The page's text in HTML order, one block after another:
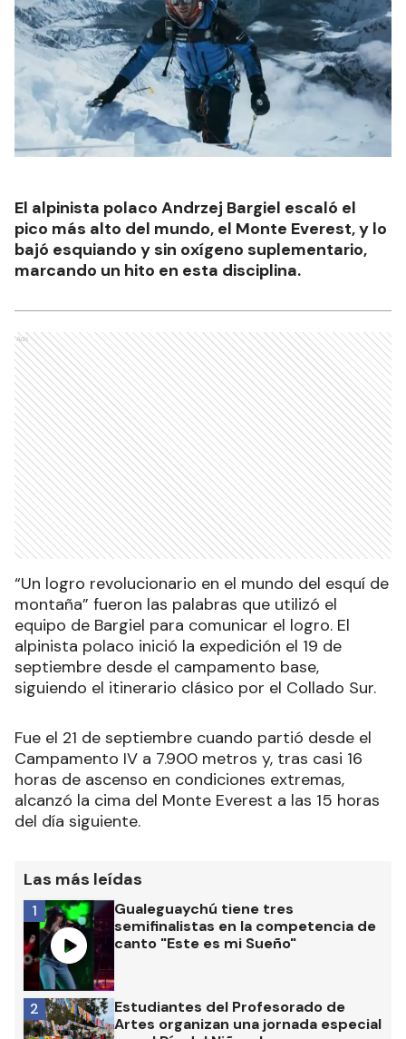
El alpinista polaco Andrzej Bargiel escaló el
pico más alto del mundo, el Monte Everest, y lo
bajó esquiando y sin oxígeno suplementario,
marcando un hito en esta disciplina.
Ads
“Un logro revolucionario en el mundo del esquí de
montaña” fueron las palabras que utilizó el
equipo de Bargiel para comunicar el logro. El
alpinista polaco inició la expedición el 19 de
septiembre desde el campamento base,
siguiendo el itinerario clásico por el Collado Sur.
Fue el 21 de septiembre cuando partió desde el
Campamento IV a 7.900 metros y, tras casi 16
horas de ascenso en condiciones extremas,
alcanzó la cima del Monte Everest a las 15 horas
del día siguiente.
Las más leídas
Gualeguaychú tiene tres
semifinalistas en la competencia de
canto "Este es mi Sueño"
1
Estudiantes del Profesorado de
Artes organizan una jornada especial
2